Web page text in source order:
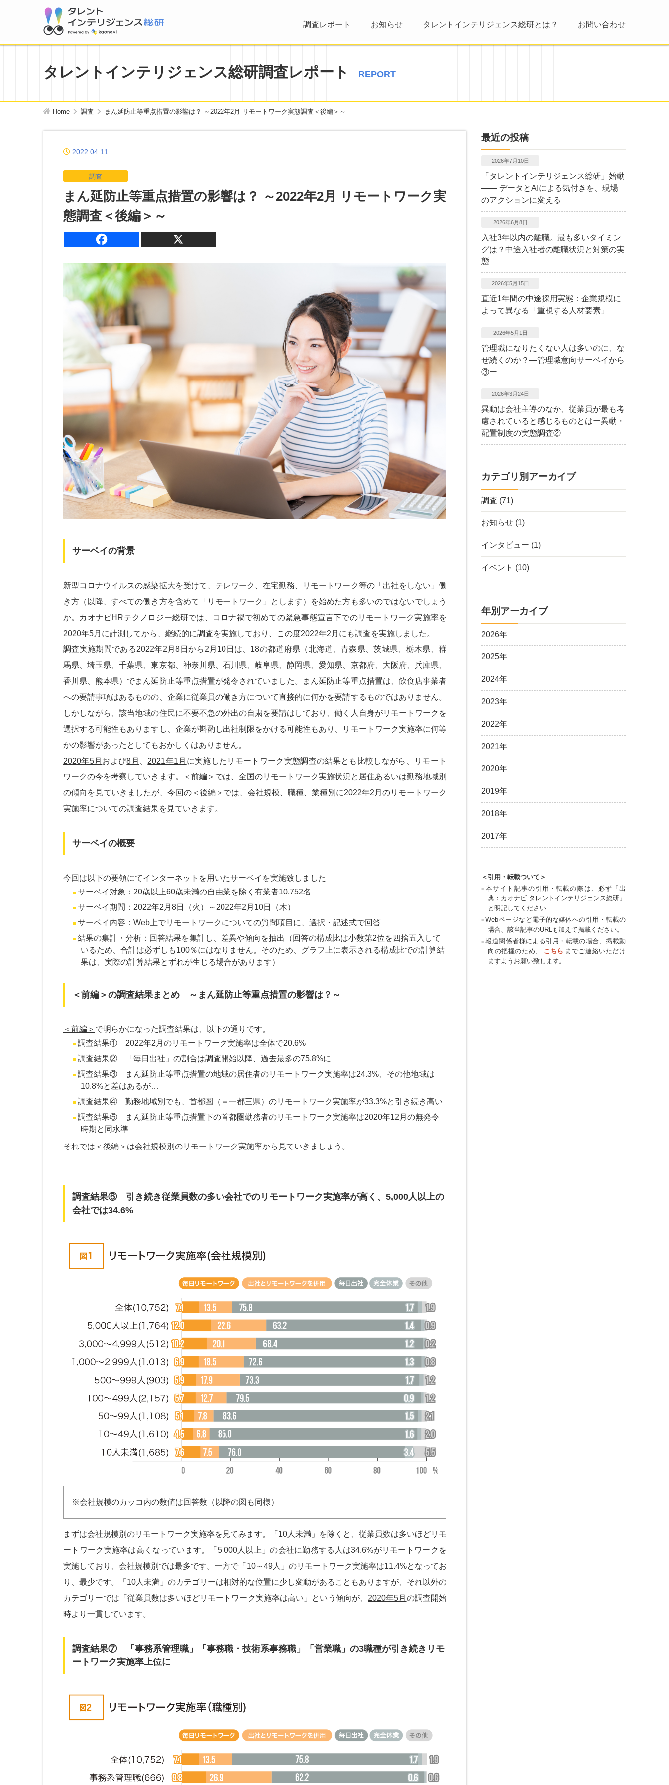
調査レポート お知らせ タレントインテリジェンス総研とは？ お問い合わせ
タレントインテリジェンス総研調査レポート REPORT
Home 調査 まん延防止等重点措置の影響は？ ～2022年2月 リモートワーク実態調査＜後編＞～
2022.04.11
調査
まん延防止等重点措置の影響は？ ～2022年2月 リモートワーク実
態調査＜後編＞～
サーベイの背景
新型コロナウイルスの感染拡大を受けて、テレワーク、在宅勤務、リモートワーク等の「出社をしない」働
き方（以降、すべての働き方を含めて「リモートワーク」とします）を始めた方も多いのではないでしょう
か。カオナビHRテクノロジー総研では、コロナ禍で初めての緊急事態宣言下でのリモートワーク実施率を
2020年5月 に計測してから、継続的に調査を実施しており、この度2022年2月にも調査を実施しました。
調査実施期間である2022年2月8日から2月10日は、18の都道府県（北海道、青森県、茨城県、栃木県、群
馬県、埼玉県、千葉県、東京都、神奈川県、石川県、岐阜県、静岡県、愛知県、京都府、大阪府、兵庫県、
香川県、熊本県）でまん延防止等重点措置が発令されていました。まん延防止等重点措置は、飲食店事業者
への要請事項はあるものの、企業に従業員の働き方について直接的に何かを要請するものではありません。
しかしながら、該当地域の住民に不要不急の外出の自粛を要請はしており、働く人自身がリモートワークを
選択する可能性もありますし、企業が斟酌し出社制限をかける可能性もあり、リモートワーク実施率に何等
かの影響があったとしてもおかしくはありません。
2020年5月 および8月 2021年1月 に実施したリモートワーク実態調査の結果とも比較しながら、リモート
ワークの今を考察していきます。
＜前編＞ では、全国のリモートワーク実施状況と居住あるいは勤務地域別
の傾向を見ていきましたが、今回の＜後編＞では、会社規模、職種、業種別に2022年2月のリモートワーク
実施率についての調査結果を見ていきます。
サーベイの概要
今回は以下の要領にてインターネットを用いたサーベイを実施致しました
サーベイ対象：20歳以上60歳未満の自由業を除く有業者10,752名
サーベイ期間：2022年2月8日（火）～2022年2月10日（木）
サーベイ内容：Web上でリモートワークについての質問項目に、選択・記述式で回答
結果の集計・分析：回答結果を集計し、差異や傾向を抽出（回答の構成比は小数第2位を四捨五入して
いるため、合計は必ずしも100％にはなりません。そのため、グラフ上に表示される構成比での計算結
果は、実際の計算結果とずれが生じる場合があります）
＜前編＞の調査結果まとめ ～まん延防止等重点措置の影響は？～
＜前編＞ で明らかになった調査結果は、以下の通りです。
調査結果① 2022年2月のリモートワーク実施率は全体で20.6%
調査結果② 「毎日出社」の割合は調査開始以降、過去最多の75.8%に
調査結果③ まん延防止等重点措置の地域の居住者のリモートワーク実施率は24.3%、その他地域は
10.8%と差はあるが…
調査結果④ 勤務地域別でも、首都圏（＝一都三県）のリモートワーク実施率が33.3%と引き続き高い
調査結果⑤ まん延防止等重点措置下の首都圏勤務者のリモートワーク実施率は2020年12月の無発令
時期と同水準
それでは＜後編＞は会社規模別のリモートワーク実施率から見ていきましょう。
調査結果⑥ 引き続き従業員数の多い会社でのリモートワーク実施率が高く、5,000人以上の
会社では34.6%
※会社規模のカッコ内の数値は回答数（以降の図も同様）
まずは会社規模別のリモートワーク実施率を見てみます。「10人未満」を除くと、従業員数は多いほどリモ
ートワーク実施率は高くなっています。「5,000人以上」の会社に勤務する人は34.6%がリモートワークを
実施しており、会社規模別では最多です。一方で「10～49人」のリモートワーク実施率は11.4%となってお
り、最少です。「10人未満」のカテゴリーは相対的な位置に少し変動があることもありますが、それ以外の
カテゴリーでは「従業員数は多いほどリモートワーク実施率は高い」という傾向が、 2020年5月 の調査開始
時より一貫しています。
調査結果⑦ 「事務系管理職」「事務職・技術系事務職」「営業職」の3職種が引き続きリモ
ートワーク実施率上位に
最近の投稿
2026年7月10日
「タレントインテリジェンス総研」始動
―― データとAIによる気付きを、現場
のアクションに変える
2026年6月8日
入社3年以内の離職。最も多いタイミン
グは？中途入社者の離職状況と対策の実
態
2026年5月15日
直近1年間の中途採用実態：企業規模に
よって異なる「重視する人材要素」
2026年5月1日
管理職になりたくない人は多いのに、な
ぜ続くのか？―管理職意向サーベイから
③ー
2026年3月24日
異動は会社主導のなか、従業員が最も考
慮されていると感じるものとはー異動・
配置制度の実態調査②
カテゴリ別アーカイブ
調査 (71)
お知らせ (1)
インタビュー (1)
イベント (10)
年別アーカイブ
2026年
2025年
2024年
2023年
2022年
2021年
2020年
2019年
2018年
2017年
＜引用・転載ついて＞
本サイト記事の引用・転載の際は、必ず「出
典：カオナビ タレントインテリジェンス総研」
と明記してください
Webページなど電子的な媒体への引用・転載の
場合、該当記事のURLも加えて掲載ください。
報道関係者様による引用・転載の場合、掲載動
向の把握のため、
こちら までご連絡いただけ
ますようお願い致します。